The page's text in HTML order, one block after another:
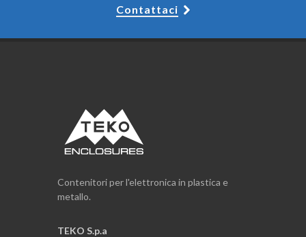
Contattaci
Contenitori per l'elettronica in plastica e
metallo.
TEKO S.p.a